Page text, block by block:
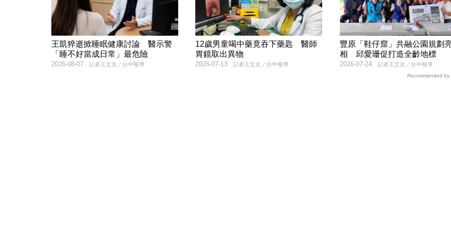
王凱猝逝掀睡眠健康討論 醫示警
「睡不好當成日常」最危險
記者王文吉／台中報導
2026-08-07
12歲男童喝中藥竟吞下藥匙 醫師
胃鏡取出異物
記者王文吉／台中報導
2026-07-13
豐原「鞋仔窟」共融公園規劃
相 邱愛珊促打造全齡地標
記者王文吉／台中報導
2026-07-24
Recommended by